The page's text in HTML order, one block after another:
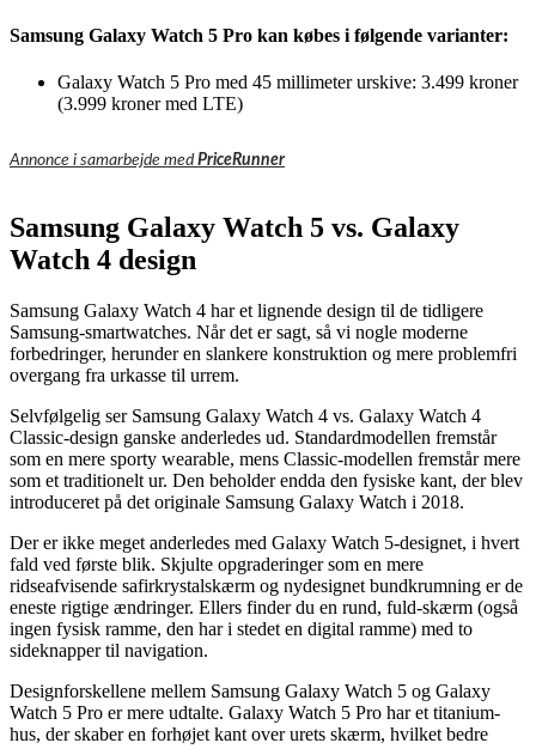
Samsung Galaxy Watch 5 Pro kan købes i følgende varianter:
Galaxy Watch 5 Pro med 45 millimeter urskive: 3.499 kroner
(3.999 kroner med LTE)
Annonce i samarbejde med PriceRunner
Samsung Galaxy Watch 5 vs. Galaxy
Watch 4 design
Samsung Galaxy Watch 4 har et lignende design til de tidligere
Samsung-smartwatches. Når det er sagt, så vi nogle moderne
forbedringer, herunder en slankere konstruktion og mere problemfri
overgang fra urkasse til urrem.
Selvfølgelig ser Samsung Galaxy Watch 4 vs. Galaxy Watch 4
Classic-design ganske anderledes ud. Standardmodellen fremstår
som en mere sporty wearable, mens Classic-modellen fremstår mere
som et traditionelt ur. Den beholder endda den fysiske kant, der blev
introduceret på det originale Samsung Galaxy Watch i 2018.
Der er ikke meget anderledes med Galaxy Watch 5-designet, i hvert
fald ved første blik. Skjulte opgraderinger som en mere
ridseafvisende safirkrystalskærm og nydesignet bundkrumning er de
eneste rigtige ændringer. Ellers finder du en rund, fuld-skærm (også
ingen fysisk ramme, den har i stedet en digital ramme) med to
sideknapper til navigation.
Designforskellene mellem Samsung Galaxy Watch 5 og Galaxy
Watch 5 Pro er mere udtalte. Galaxy Watch 5 Pro har et titanium-
hus, der skaber en forhøjet kant over urets skærm, hvilket bedre